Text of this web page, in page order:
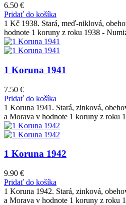
6.50 €
Pridať do košíka
1 Kč 1938. Stará, meď-niklová,
hodnote 1 koruny z roku 1938 -
1 Koruna 1941
7.50 €
Pridať do košíka
1 Koruna 1941. Stará, zinková,
a Morava v hodnote 1 koruny z roku
1 Koruna 1942
9.90 €
Pridať do košíka
1 Koruna 1942. Stará, zinková,
a Morava v hodnote 1 koruny z roku